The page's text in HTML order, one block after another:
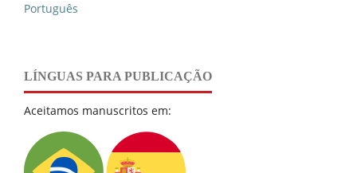
Português
LÍNGUAS PARA PUBLICAÇÃO
Aceitamos manuscritos em: